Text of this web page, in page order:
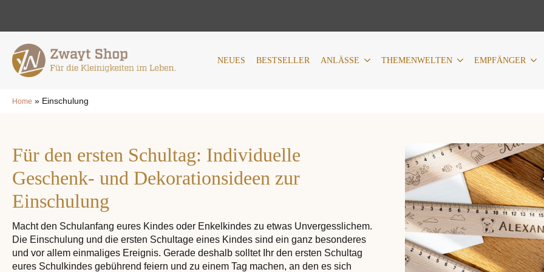
NEUES BESTSELLER ANLÄSSE THEMENWELTEN EMPFÄNGER
Home » Einschulung
Für den ersten Schultag: Individuelle
Geschenk- und Dekorationsideen zur
Einschulung
Macht den Schulanfang eures Kindes oder Enkelkindes zu etwas Unvergesslichem.
Die Einschulung und die ersten Schultage eines Kindes sind ein ganz besonderes
und vor allem einmaliges Ereignis. Gerade deshalb solltet Ihr den ersten Schultag
eures Schulkindes gebührend feiern und zu einem Tag machen, an den es sich